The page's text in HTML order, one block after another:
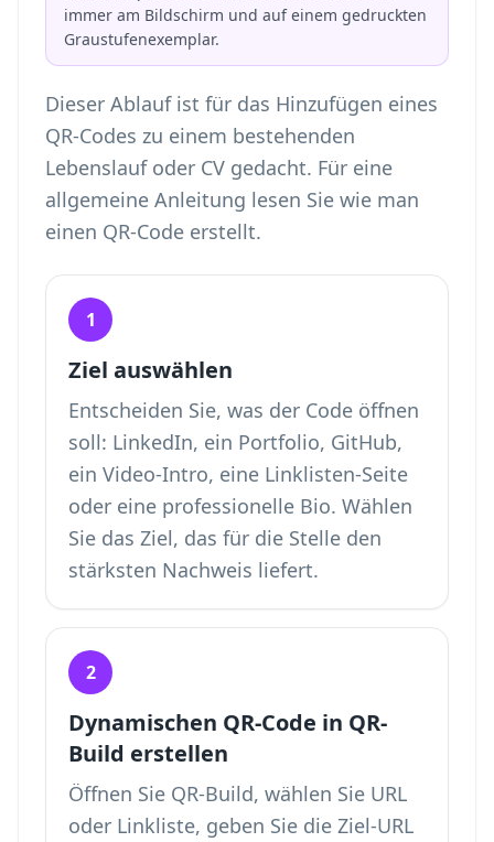
immer am Bildschirm und auf einem gedruckten
Graustufenexemplar.
Dieser Ablauf ist für das Hinzufügen eines
QR-Codes zu einem bestehenden
Lebenslauf oder CV gedacht. Für eine
allgemeine Anleitung lesen Sie wie man
einen QR-Code erstellt.
1
Ziel auswählen
Entscheiden Sie, was der Code öffnen
soll: LinkedIn, ein Portfolio, GitHub,
ein Video-Intro, eine Linklisten-Seite
oder eine professionelle Bio. Wählen
Sie das Ziel, das für die Stelle den
stärksten Nachweis liefert.
2
Dynamischen QR-Code in QR-
Build erstellen
Öffnen Sie QR-Build, wählen Sie URL
oder Linkliste, geben Sie die Ziel-URL